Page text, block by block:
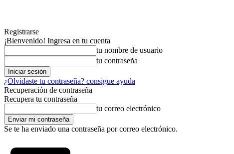
Registrarse
¡Bienvenido! Ingresa en tu cuenta
tu nombre de usuario
tu contraseña
¿Olvidaste tu contraseña? consigue ayuda
Recuperación de contraseña
Recupera tu contraseña
tu correo electrónico
Se te ha enviado una contraseña por correo electrónico.